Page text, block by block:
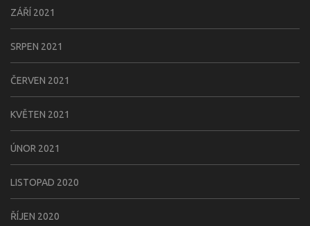
ZÁŘÍ 2021
SRPEN 2021
ČERVEN 2021
KVĚTEN 2021
ÚNOR 2021
LISTOPAD 2020
ŘÍJEN 2020